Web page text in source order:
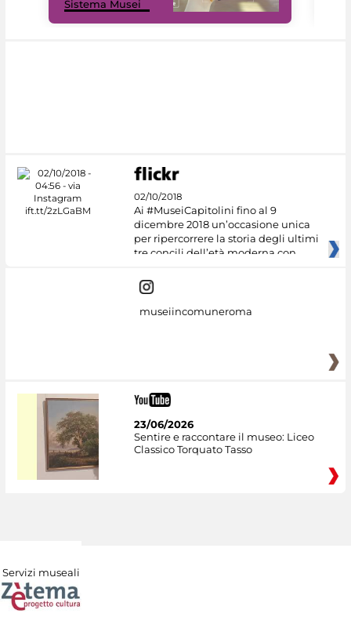
Sistema Musei
02/10/2018
Ai #MuseiCapitolini fino al 9
dicembre 2018 un’occasione unica
per ripercorrere la storia degli ultimi
tre concili dell’età moderna con
museiincomuneroma
23/06/2026
Sentire e raccontare il museo: Liceo
Classico Torquato Tasso
Servizi museali